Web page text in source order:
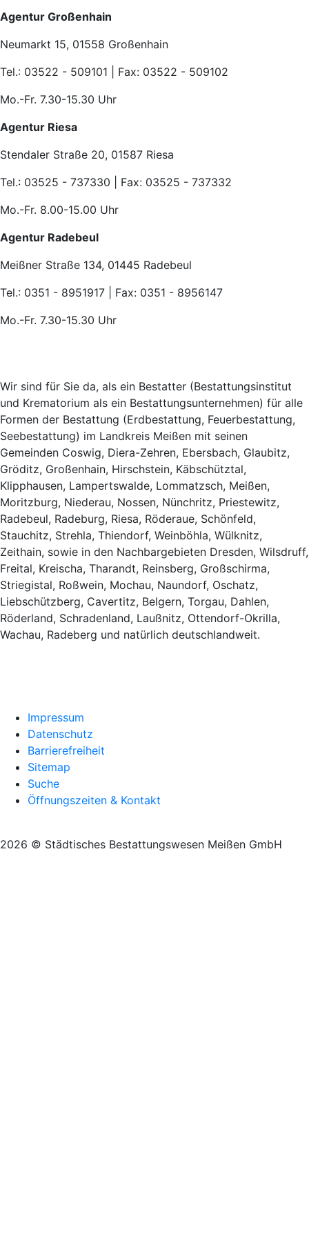
Agentur Großenhain
Neumarkt 15, 01558 Großenhain
Tel.: 03522 - 509101 | Fax: 03522 - 509102
Mo.-Fr. 7.30-15.30 Uhr
Agentur Riesa
Stendaler Straße 20, 01587 Riesa
Tel.: 03525 - 737330 | Fax: 03525 - 737332
Mo.-Fr. 8.00-15.00 Uhr
Agentur Radebeul
Meißner Straße 134, 01445 Radebeul
Tel.: 0351 - 8951917 | Fax: 0351 - 8956147
Mo.-Fr. 7.30-15.30 Uhr
Wir sind für Sie da, als ein Bestatter (Bestattungsinstitut
und Krematorium als ein Bestattungsunternehmen) für alle
Formen der Bestattung (Erdbestattung, Feuerbestattung,
Seebestattung) im Landkreis Meißen mit seinen
Gemeinden Coswig, Diera-Zehren, Ebersbach, Glaubitz,
Gröditz, Großenhain, Hirschstein, Käbschütztal,
Klipphausen, Lampertswalde, Lommatzsch, Meißen,
Moritzburg, Niederau, Nossen, Nünchritz, Priestewitz,
Radebeul, Radeburg, Riesa, Röderaue, Schönfeld,
Stauchitz, Strehla, Thiendorf, Weinböhla, Wülknitz,
Zeithain, sowie in den Nachbargebieten Dresden, Wilsdruff,
Freital, Kreischa, Tharandt, Reinsberg, Großschirma,
Striegistal, Roßwein, Mochau, Naundorf, Oschatz,
Liebschützberg, Cavertitz, Belgern, Torgau, Dahlen,
Röderland, Schradenland, Laußnitz, Ottendorf-Okrilla,
Wachau, Radeberg und natürlich deutschlandweit.
Impressum
Datenschutz
Barrierefreiheit
Sitemap
Suche
Öffnungszeiten & Kontakt
2026 © Städtisches Bestattungswesen Meißen GmbH